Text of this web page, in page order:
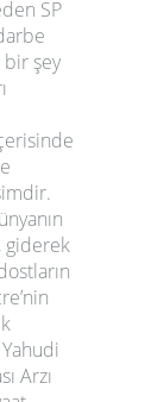
SP
bir şey
giderek
Arzı